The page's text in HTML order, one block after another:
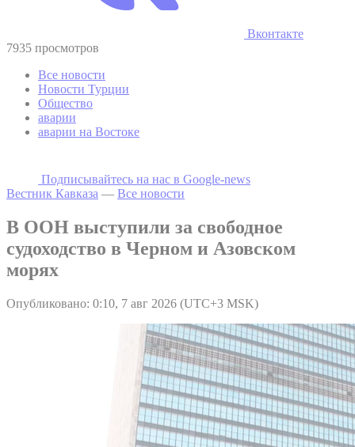
Вконтакте
7935 просмотров
Все новости
Новости Турции
Общество
аварии
аварии на Востоке
Подписывайтесь на наc в Google-news
Вестник Кавказа — Все новости
В ООН выступили за свободное
судоходство в Черном и Азовском
морях
Опубликовано: 0:10, 7 авг 2026 (UTC+3 MSK)